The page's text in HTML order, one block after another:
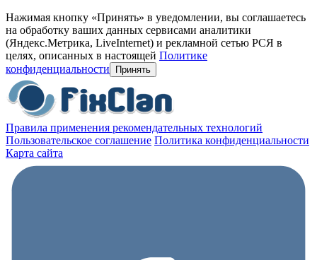
Нажимая кнопку «Принять» в уведомлении, вы соглашаетесь
на обработку ваших данных сервисами аналитики
(Яндекс.Метрика, LiveInternet) и рекламной сетью РСЯ в
целях, описанных в настоящей Политике
конфиденциальности
Принять
Правила применения рекомендательных технологий
Пользовательское соглашение Политика конфиденциальности
Карта сайта